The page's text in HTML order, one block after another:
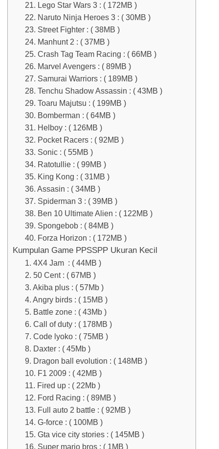
21. Lego Star Wars 3 : ( 172MB )
22. Naruto Ninja Heroes 3 : ( 30MB )
23. Street Fighter : ( 38MB )
24. Manhunt 2 : ( 37MB )
25. Crash Tag Team Racing : ( 66MB )
26. Marvel Avengers : ( 89MB )
27. Samurai Warriors : ( 189MB )
28. Tenchu Shadow Assassin : ( 43MB )
29. Toaru Majutsu : ( 199MB )
30. Bomberman : ( 64MB )
31. Helboy : ( 126MB )
32. Pocket Racers : ( 92MB )
33. Sonic : ( 55MB )
34. Ratotullie : ( 99MB )
35. King Kong : ( 31MB )
36. Assasin : ( 34MB )
37. Spiderman 3 : ( 39MB )
38. Ben 10 Ultimate Alien : ( 122MB )
39. Spongebob : ( 84MB )
40. Forza Horizon : ( 172MB )
Kumpulan Game PPSSPP Ukuran Kecil
1. 4X4 Jam : ( 44MB )
2. 50 Cent : ( 67MB )
3. Akiba plus : ( 57Mb )
4. Angry birds : ( 15MB )
5. Battle zone : ( 43Mb )
6. Call of duty : ( 178MB )
7. Code lyoko : ( 75MB )
8. Daxter : ( 45Mb )
9. Dragon ball evolution : ( 148MB )
10. F1 2009 : ( 42MB )
11. Fired up : ( 22Mb )
12. Ford Racing : ( 89MB )
13. Full auto 2 battle : ( 92MB )
14. G-force : ( 100MB )
15. Gta vice city stories : ( 145MB )
16. Super mario bros : ( 1MB )